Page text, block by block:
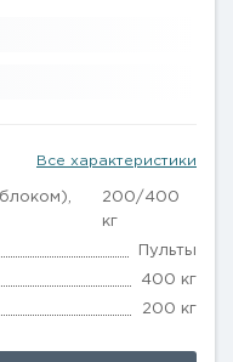
Все характеристики
200/400
кг
Пульты
400 кг
200 кг